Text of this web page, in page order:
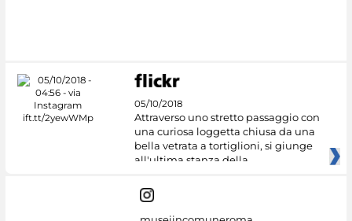
05/10/2018
Attraverso uno stretto passaggio con
una curiosa loggetta chiusa da una
bella vetrata a tortiglioni, si giunge
all'ultima stanza della